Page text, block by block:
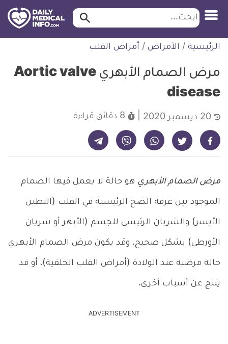
التخطي
للمحتوى
ابحث ابحث…
الرئيسية / الأمراض / أمراض القلب
مرض الصمام الأبهري Aortic valve
disease
8 دقائق قراءة
شارك على فيسبوك - ديلي ميديكال انفو شارك على تويتر - ديلي ميديكال انفو شارك على واتساب - ديلي ميديكال انفو شارك على فايبر - ديلي ميديكال انفو شارك على تيليجرام - ديلي ميديكال انفو
مرض الصمام الأبهري هو حالة لا يعمل فيها الصمام
الموجود بين غرفة الضخ الرئيسية في القلب (البطين
الأيسر) والشريان الرئيسي للجسم (الأبهر أو شريان
الأورطى) بشكل صحيح. وقد يكون مرض الصمام الأبهري
حالة مرضية عند الولادة (أمراض القلب الخلقية)، أو قد
ينتج عن أسباب أخرى.
ADVERTISEMENT